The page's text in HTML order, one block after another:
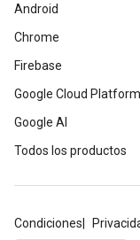
Android
Chrome
Firebase
Google Cloud Platform
Google AI
Todos los productos
Condiciones